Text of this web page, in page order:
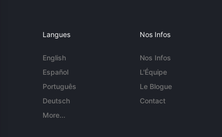
Langues
English
Español
Português
Deutsch
More...
Nos Infos
Nos Infos
L'Équipe
Le Blogue
Contact